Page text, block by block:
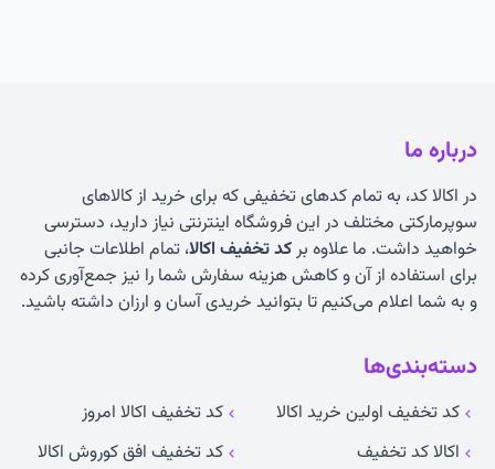
درباره ما
در اکالا کد، به تمام کدهای تخفیفی که برای خرید از کالاهای
سوپرمارکتی مختلف در این فروشگاه اینترنتی نیاز دارید، دسترسی
خواهید داشت. ما علاوه برکد تخفیف اکالا، تمام اطلاعات جانبی
برای استفاده از آن و کاهش هزینه سفارش شما را نیز جمع‌آوری کرده
و به شما اعلام می‌کنیم تا بتوانید خریدی آسان و ارزان داشته باشید.
دسته‌بندی‌ها
کد تخفیف اولین خرید اکالا
کد تخفیف اکالا امروز
اکالا کد تخفیف
کد تخفیف افق کوروش اکالا